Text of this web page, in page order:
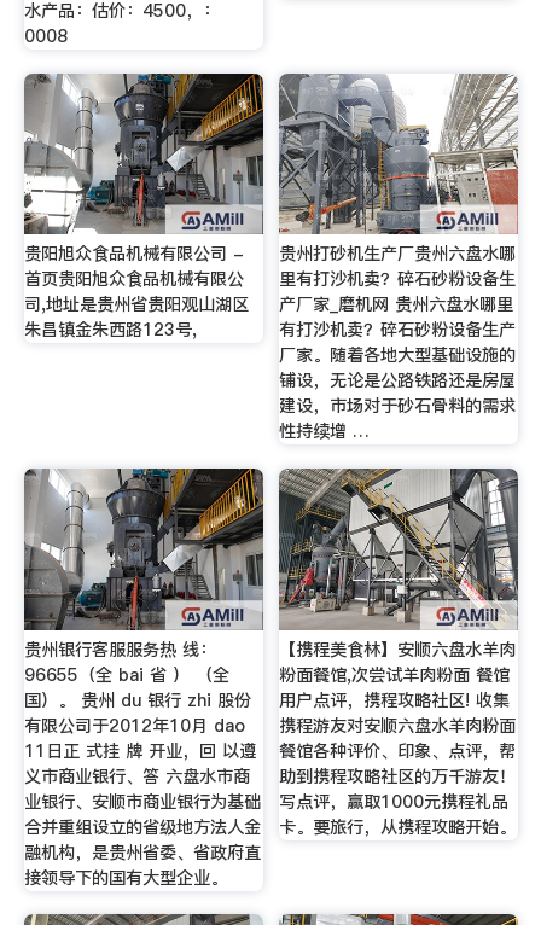
水产品：估价：4500，：
0008
贵阳旭众食品机械有限公司 -
首页贵阳旭众食品机械有限公
司,地址是贵州省贵阳观山湖区
朱昌镇金朱西路123号,
贵州打砂机生产厂贵州六盘水哪
里有打沙机卖？碎石砂粉设备生
产厂家_磨机网 贵州六盘水哪里
有打沙机卖？碎石砂粉设备生产
厂家。随着各地大型基础设施的
铺设，无论是公路铁路还是房屋
建设，市场对于砂石骨料的需求
性持续增 …
贵州银行客服服务热 线：
96655（全 bai 省 ） （全
国）。 贵州 du 银行 zhi 股份
有限公司于2012年10月 dao
11日正 式挂 牌 开业，回 以遵
义市商业银行、答 六盘水市商
业银行、安顺市商业银行为基础
合并重组设立的省级地方法人金
融机构，是贵州省委、省政府直
接领导下的国有大型企业。
【携程美食林】安顺六盘水羊肉
粉面餐馆,次尝试羊肉粉面 餐馆
用户点评，携程攻略社区! 收集
携程游友对安顺六盘水羊肉粉面
餐馆各种评价、印象、点评，帮
助到携程攻略社区的万千游友！
写点评，赢取1000元携程礼品
卡。要旅行，从携程攻略开始。